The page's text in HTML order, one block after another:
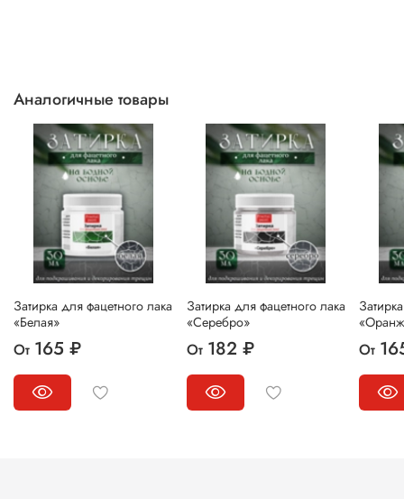
Аналогичные товары
Затирка для фацетного лака
«Белая»
От 165 ₽
Затирка для фацетного лака
«Серебро»
От 182 ₽ От